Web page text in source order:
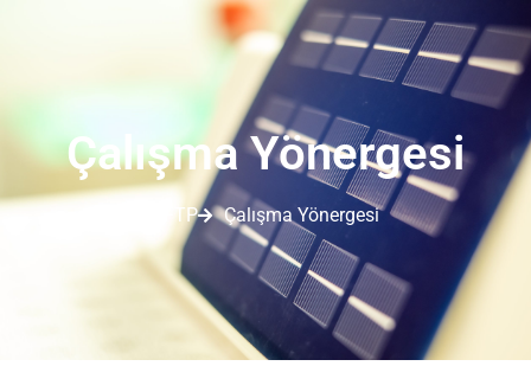
Çalışma Yönergesi
TFTP Çalışma Yönergesi